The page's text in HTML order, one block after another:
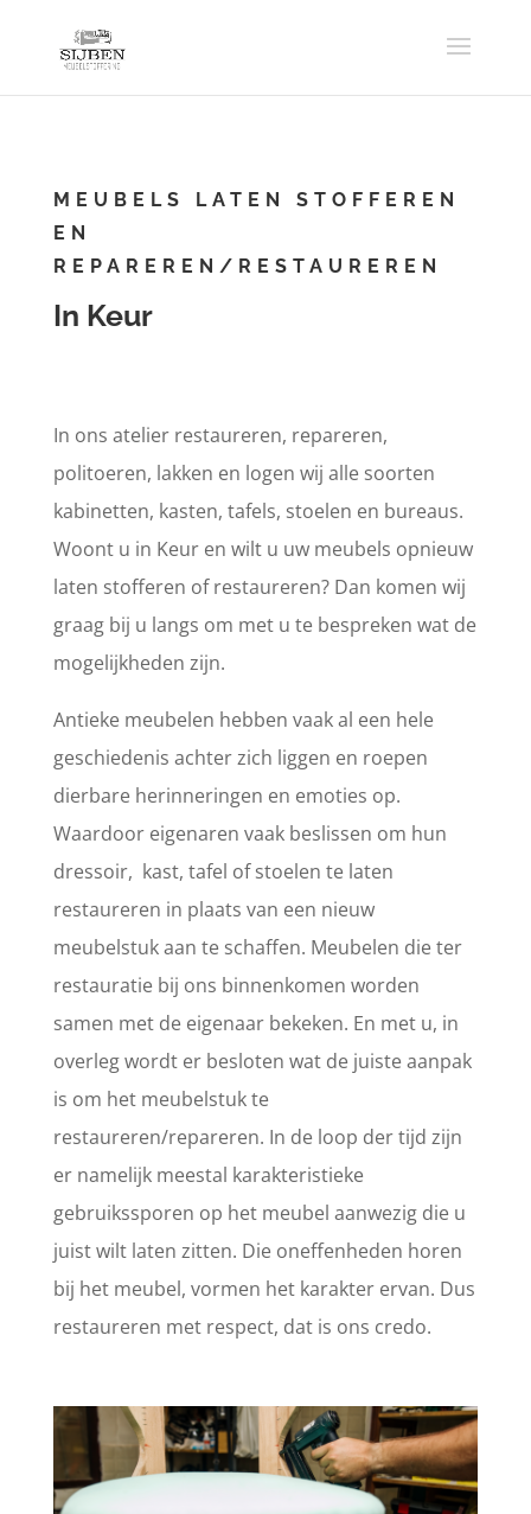
MEUBELS LATEN STOFFEREN
EN
REPAREREN/RESTAUREREN
In Keur
In ons atelier restaureren, repareren,
politoeren, lakken en logen wij alle soorten
kabinetten, kasten, tafels, stoelen en bureaus.
Woont u in Keur en wilt u uw meubels opnieuw
laten stofferen of restaureren? Dan komen wij
graag bij u langs om met u te bespreken wat de
mogelijkheden zijn.
Antieke meubelen hebben vaak al een hele
geschiedenis achter zich liggen en roepen
dierbare herinneringen en emoties op.
Waardoor eigenaren vaak beslissen om hun
dressoir, kast, tafel of stoelen te laten
restaureren in plaats van een nieuw
meubelstuk aan te schaffen. Meubelen die ter
restauratie bij ons binnenkomen worden
samen met de eigenaar bekeken. En met u, in
overleg wordt er besloten wat de juiste aanpak
is om het meubelstuk te
restaureren/repareren. In de loop der tijd zijn
er namelijk meestal karakteristieke
gebruikssporen op het meubel aanwezig die u
juist wilt laten zitten. Die oneffenheden horen
bij het meubel, vormen het karakter ervan. Dus
restaureren met respect, dat is ons credo.